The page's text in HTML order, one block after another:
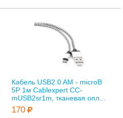
Кабель USB2.0 AM - microB
5P 1м Cablexpert CC-
mUSB2sr1m, тканевая опл...
170